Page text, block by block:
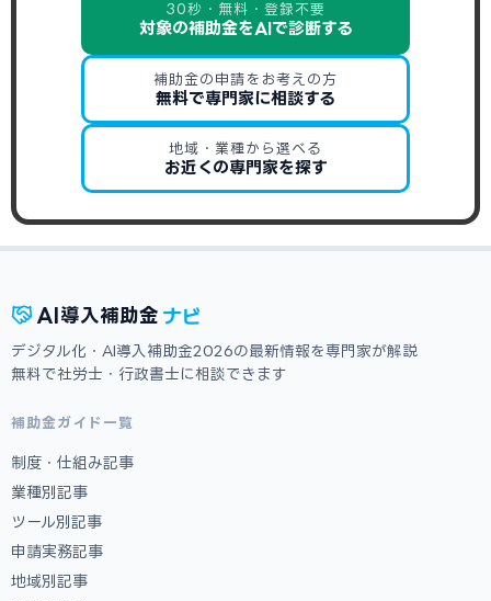
30秒・無料・登録不要
対象の補助金をAIで診断する
補助金の申請をお考えの方
無料で専門家に相談する
地域・業種から選べる
お近くの専門家を探す
AI 導入補助金 ナビ
デジタル化・AI導入補助金2026の最新情報を専門家が解説
無料で社労士・行政書士に相談できます
補助金ガイド一覧
制度・仕組み記事
業種別記事
ツール別記事
申請実務記事
地域別記事